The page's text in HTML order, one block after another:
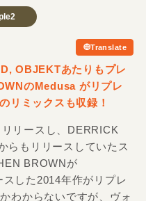
Translate
OBJEKTあたりもプレ
のMedusa がリプレ
ミックスも収録！
リースし、DERRICK
らもリリースしていたス
BROWNが
した2014年作がリプレ
わからないですが、ヴォ